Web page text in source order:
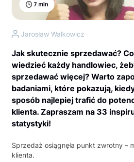
7 min
Jak skutecznie sprzedawać?
wiedzieć każdy handlowiec,
sprzedawać więcej? Warto
badaniami, które pokazują,
sposób najlepiej trafić do
klienta. Zapraszam na 33
statystyki!
Jarosław Walkowicz
Sprzedaż osiągnęła punkt zwrotny –
klienta.